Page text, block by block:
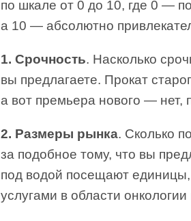
по шкале от 0 до 10, где 0 —
а 10 — абсолютно
1. Срочность. Насколько
вы предлагаете. Прокат
а вот премьера нового — нет,
2. Размеры рынка. Сколько
за подобное тому, что вы
под водой посещают
услугами в области